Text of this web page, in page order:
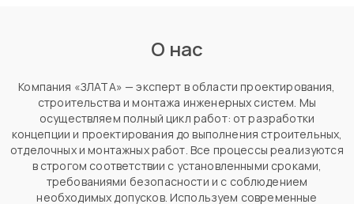
О нас
Компания «ЗЛАТА» — эксперт в области проектирования,
строительства и монтажа инженерных систем. Мы
осуществляем полный цикл работ: от разработки
концепции и проектирования до выполнения строительных,
отделочных и монтажных работ. Все процессы реализуются
в строгом соответствии с установленными сроками,
требованиями безопасности и с соблюдением
необходимых допусков. Используем современные